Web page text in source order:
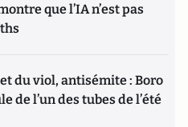
que l’IA n’est pas
du viol, antisémite : Boro
de l’un des tubes de l’été